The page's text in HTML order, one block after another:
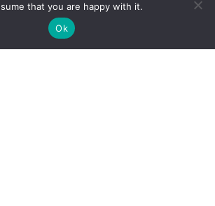
that you are happy with it.
Ok